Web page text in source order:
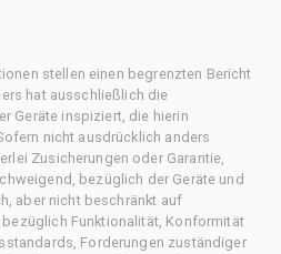
stellen einen begrenzten Bericht
hat ausschließlich die
Geräte inspiziert, die hierin
nicht ausdrücklich anders
Zusicherungen oder Garantie,
bezüglich der Geräte und
aber nicht beschränkt auf
Funktionalität, Konformität
Forderungen zuständiger